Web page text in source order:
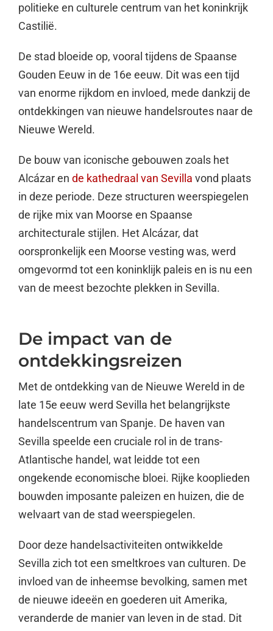
politieke en culturele centrum van het koninkrijk
Castilië.
De stad bloeide op, vooral tijdens de Spaanse
Gouden Eeuw in de 16e eeuw. Dit was een tijd
van enorme rijkdom en invloed, mede dankzij de
ontdekkingen van nieuwe handelsroutes naar de
Nieuwe Wereld.
De bouw van iconische gebouwen zoals het
Alcázar en de kathedraal van Sevilla vond plaats
in deze periode. Deze structuren weerspiegelen
de rijke mix van Moorse en Spaanse
architecturale stijlen. Het Alcázar, dat
oorspronkelijk een Moorse vesting was, werd
omgevormd tot een koninklijk paleis en is nu een
van de meest bezochte plekken in Sevilla.
De impact van de
ontdekkingsreizen
Met de ontdekking van de Nieuwe Wereld in de
late 15e eeuw werd Sevilla het belangrijkste
handelscentrum van Spanje. De haven van
Sevilla speelde een cruciale rol in de trans-
Atlantische handel, wat leidde tot een
ongekende economische bloei. Rijke kooplieden
bouwden imposante paleizen en huizen, die de
welvaart van de stad weerspiegelen.
Door deze handelsactiviteiten ontwikkelde
Sevilla zich tot een smeltkroes van culturen. De
invloed van de inheemse bevolking, samen met
de nieuwe ideeën en goederen uit Amerika,
veranderde de manier van leven in de stad. Dit